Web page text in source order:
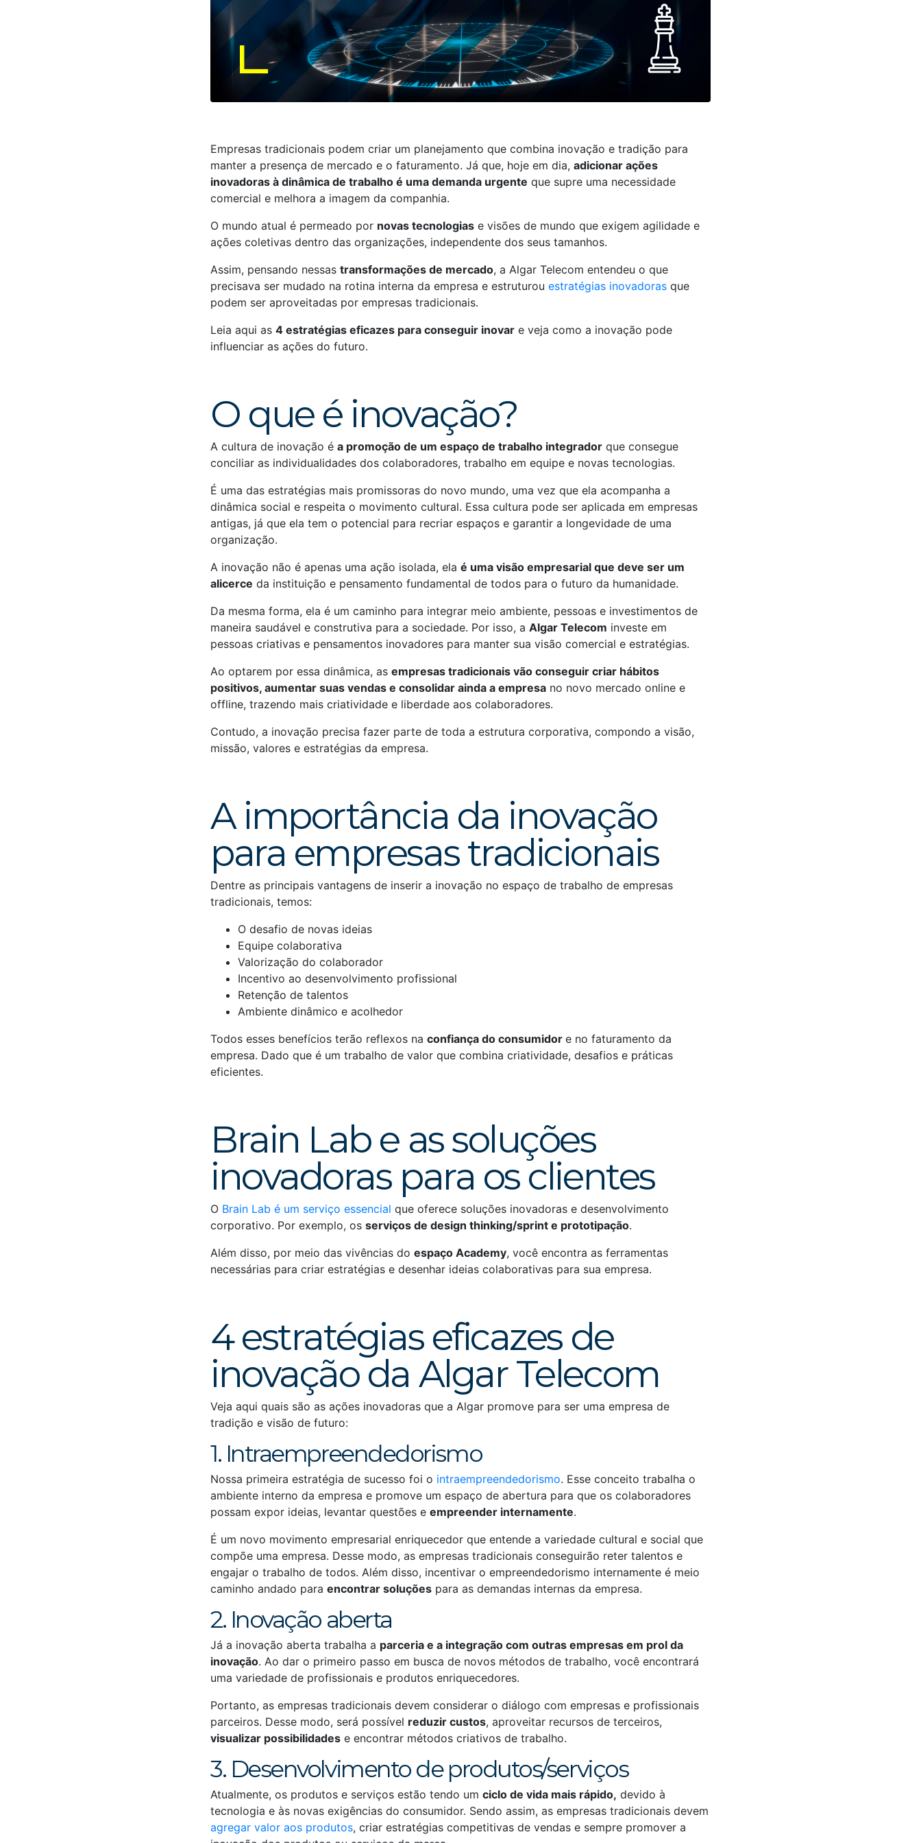
Empresas tradicionais podem criar um planejamento que combina inovação e tradição para
manter a presença de mercado e o faturamento. Já que, hoje em dia, adicionar ações
inovadoras à dinâmica de trabalho é uma demanda urgente que supre uma necessidade
comercial e melhora a imagem da companhia.
O mundo atual é permeado por novas tecnologias e visões de mundo que exigem agilidade e
ações coletivas dentro das organizações, independente dos seus tamanhos.
Assim, pensando nessas transformações de mercado, a Algar Telecom entendeu o que
precisava ser mudado na rotina interna da empresa e estruturou estratégias inovadoras que
podem ser aproveitadas por empresas tradicionais.
Leia aqui as 4 estratégias eficazes para conseguir inovar e veja como a inovação pode
influenciar as ações do futuro.
O que é inovação?
A cultura de inovação é a promoção de um espaço de trabalho integrador que consegue
conciliar as individualidades dos colaboradores, trabalho em equipe e novas tecnologias.
É uma das estratégias mais promissoras do novo mundo, uma vez que ela acompanha a
dinâmica social e respeita o movimento cultural. Essa cultura pode ser aplicada em empresas
antigas, já que ela tem o potencial para recriar espaços e garantir a longevidade de uma
organização.
A inovação não é apenas uma ação isolada, ela é uma visão empresarial que deve ser um
alicerce da instituição e pensamento fundamental de todos para o futuro da humanidade.
Da mesma forma, ela é um caminho para integrar meio ambiente, pessoas e investimentos de
maneira saudável e construtiva para a sociedade. Por isso, a Algar Telecom investe em
pessoas criativas e pensamentos inovadores para manter sua visão comercial e estratégias.
Ao optarem por essa dinâmica, as empresas tradicionais vão conseguir criar hábitos
positivos, aumentar suas vendas e consolidar ainda a empresa no novo mercado online e
offline, trazendo mais criatividade e liberdade aos colaboradores.
Contudo, a inovação precisa fazer parte de toda a estrutura corporativa, compondo a visão,
missão, valores e estratégias da empresa.
A importância da inovação
para empresas tradicionais
Dentre as principais vantagens de inserir a inovação no espaço de trabalho de empresas
tradicionais, temos:
O desafio de novas ideias
Equipe colaborativa
Valorização do colaborador
Incentivo ao desenvolvimento profissional
Retenção de talentos
Ambiente dinâmico e acolhedor
Todos esses benefícios terão reflexos na confiança do consumidor e no faturamento da
empresa. Dado que é um trabalho de valor que combina criatividade, desafios e práticas
eficientes.
Brain Lab e as soluções
inovadoras para os clientes
O Brain Lab é um serviço essencial que oferece soluções inovadoras e desenvolvimento
corporativo. Por exemplo, os serviços de design thinking/sprint e prototipação.
Além disso, por meio das vivências do espaço Academy, você encontra as ferramentas
necessárias para criar estratégias e desenhar ideias colaborativas para sua empresa.
4 estratégias eficazes de
inovação da Algar Telecom
Veja aqui quais são as ações inovadoras que a Algar promove para ser uma empresa de
tradição e visão de futuro:
1. Intraempreendedorismo
Nossa primeira estratégia de sucesso foi o intraempreendedorismo. Esse conceito trabalha o
ambiente interno da empresa e promove um espaço de abertura para que os colaboradores
possam expor ideias, levantar questões e empreender internamente.
É um novo movimento empresarial enriquecedor que entende a variedade cultural e social que
compõe uma empresa. Desse modo, as empresas tradicionais conseguirão reter talentos e
engajar o trabalho de todos. Além disso, incentivar o empreendedorismo internamente é meio
caminho andado para encontrar soluções para as demandas internas da empresa.
2. Inovação aberta
Já a inovação aberta trabalha a parceria e a integração com outras empresas em prol da
inovação. Ao dar o primeiro passo em busca de novos métodos de trabalho, você encontrará
uma variedade de profissionais e produtos enriquecedores.
Portanto, as empresas tradicionais devem considerar o diálogo com empresas e profissionais
parceiros. Desse modo, será possível reduzir custos, aproveitar recursos de terceiros,
visualizar possibilidades e encontrar métodos criativos de trabalho.
3. Desenvolvimento de produtos/serviços
Atualmente, os produtos e serviços estão tendo um ciclo de vida mais rápido, devido à
tecnologia e às novas exigências do consumidor. Sendo assim, as empresas tradicionais devem
agregar valor aos produtos, criar estratégias competitivas de vendas e sempre promover a